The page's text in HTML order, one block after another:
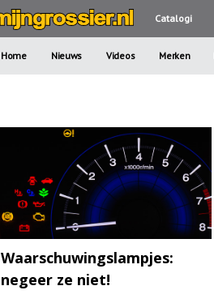
Catalogi
Home Nieuws Videos Merken
Waarschuwingslampjes:
negeer ze niet!